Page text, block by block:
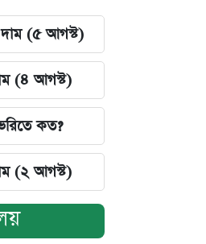
দাম (৫ আগস্ট)
(৪ আগস্ট)
কত?
(২ আগস্ট)